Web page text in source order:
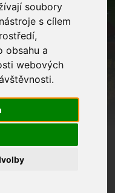
soubory
s cílem
obsahu a
webových